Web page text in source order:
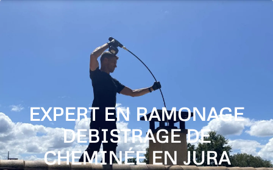
EXPERT EN RAMONAGE
DEBISTRAGE DE
CHEMINÉE EN JURA